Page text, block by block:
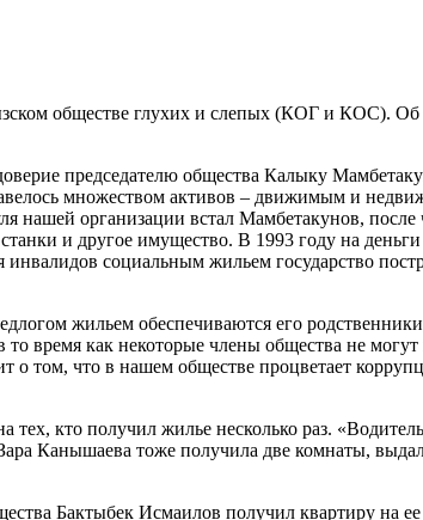
обществе глухих и слепых (КОГ и КОС). Об
председателю общества Калыку
множеством активов – движимым и
нашей организации встал Мамбетакунов, после
и другое имущество. В 1993 году на
социальным жильем государство
жильем обеспечиваются его
время как некоторые члены общества не
о том, что в нашем обществе процветает
кто получил жилье несколько раз. «Водитель
Канышаева тоже получила две комнаты,
Бактыбек Исмаилов получил квартиру на ее